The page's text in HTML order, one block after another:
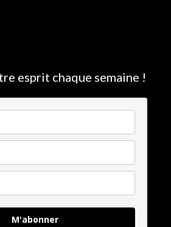
esprit chaque semaine !
M'abonner